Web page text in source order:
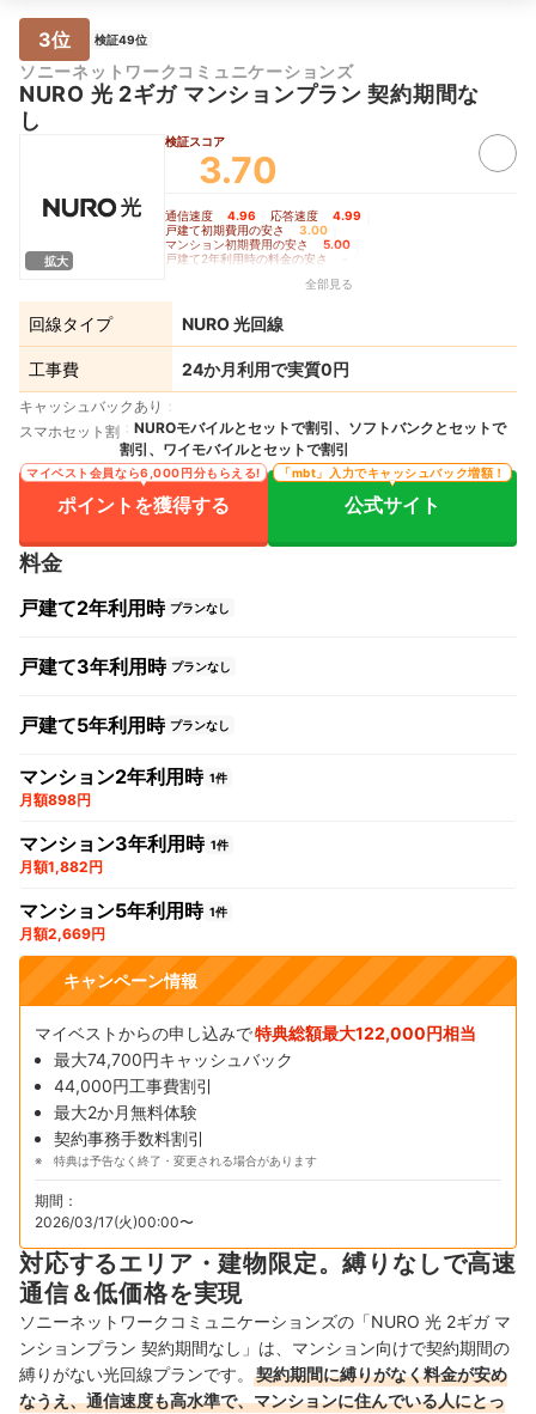
3位 検証49位
ソニーネットワークコミュニケーションズ
NURO 光 2ギガ マンションプラン 契約期間な
し
拡大
検証スコア
3.70
通信速度 4.96 応答速度 4.99
戸建て初期費用の安さ 3.00
マンション初期費用の安さ 5.00
戸建て2年利用時の料金の安さ
戸建て5年利用時の料金の安さ -｜
マンション2年利用時の料金の安さ
マンション3年利用時の料金の安さ
マンション5年利用時の料金の安さ
Wi-Fiルーターレンタルの充実度 4.90
全部見る
回線タイプ NURO 光回線
工事費 24か月利用で実質0円
キャッシュバックあり
スマホセット割
NUROモバイルとセットで割引、ソフトバンクとセットで
割引、ワイモバイルとセットで割引
ポイントを獲得する
マイベスト会員なら6,000円分もらえる!
公式サイト
「mbt」入力でキャッシュバック増額！
料金
戸建て2年利用時 プランなし
戸建て3年利用時 プランなし
戸建て5年利用時 プランなし
マンション2年利用時 1件
月額898円
マンション3年利用時 1件
月額1,882円
マンション5年利用時 1件
月額2,669円
キャンペーン情報
マイベストからの申し込みで特典総額最大122,000円相当
最大74,700円キャッシュバック
44,000円工事費割引
最大2か月無料体験
契約事務手数料割引
特典は予告なく終了・変更される場合があります
期間：
2026/03/17(火)00:00〜
対応するエリア・建物限定。縛りなしで高速
通信＆低価格を実現
ソニーネットワークコミュニケーションズの「NURO 光 2ギガ マ
ンションプラン 契約期間なし」は、マンション向けで契約期間の
縛りがない光回線プランです。
契約期間に縛りがなく料金が安め
なうえ、通信速度も高水準で、マンションに住んでいる人にとっ